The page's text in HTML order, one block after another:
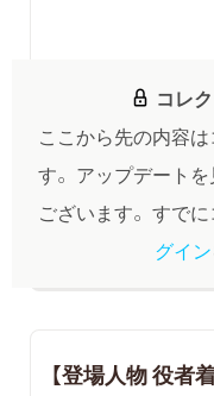
コレ
ここから先の内容
す。 アップデート
ございます。 すで
グイン
【登場人物 役者